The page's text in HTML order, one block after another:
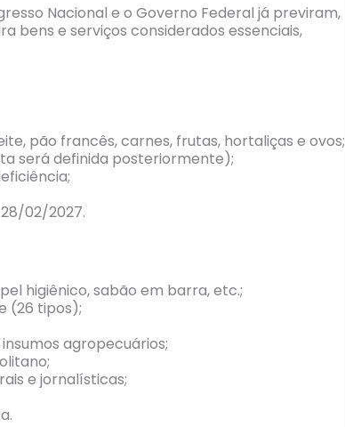
Nacional e o Governo Federal já previram,
bens e serviços considerados essenciais,
pão francês, carnes, frutas, hortaliças e ovos;
será definida posteriormente);
02/2027.
higiênico, sabão em barra, etc.;
(26 tipos);
agropecuários;
e jornalísticas;